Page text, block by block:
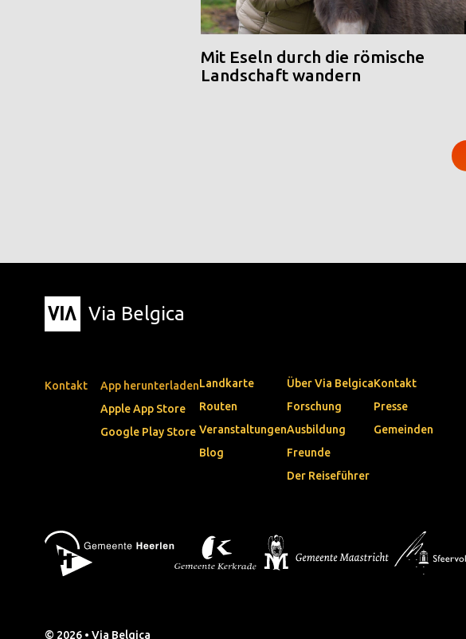
Mit Eseln durch die römische
Landschaft wandern
Via Belgica
Kontakt
App herunterladen
Apple App Store
Google Play Store
Landkarte
Routen
Veranstaltungen
Blog
Über Via Belgica
Forschung
Ausbildung
Freunde
Der Reiseführer
Kontakt
Presse
Gemeinden
© 2026 • Via Belgica